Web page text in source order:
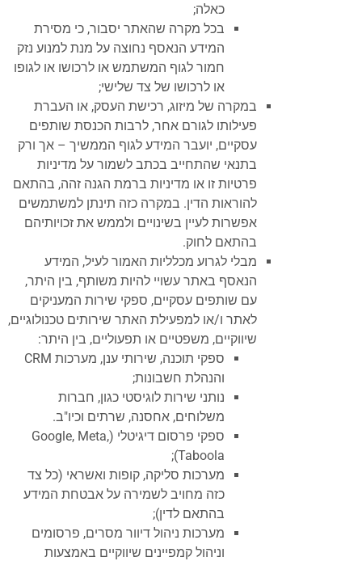
כאלה;
בכל מקרה שהאתר יסבור, כי מסירת
המידע הנאסף נחוצה על מנת למנוע נזק
חמור לגוף המשתמש או לרכושו או לגופו
או לרכושו של צד שלישי;
במקרה של מיזוג, רכישת העסק, או העברת
פעילותו לגורם אחר, לרבות הכנסת שותפים
עסקיים, יועבר המידע לגוף הממשיך – אך ורק
בתנאי שהתחייב בכתב לשמור על מדיניות
פרטיות זו או מדיניות ברמת הגנה זהה, בהתאם
להוראות הדין. במקרה כזה תינתן למשתמשים
אפשרות לעיין בשינויים ולממש את זכויותיהם
בהתאם לחוק.
מבלי לגרוע מכלליות האמור לעיל, המידע
הנאסף באתר עשויי להיות משותף, בין היתר,
עם שותפים עסקיים, ספקי שירות המעניקים
לאתר ו/או למפעילת האתר שירותים טכנולוגיים,
שיווקיים, משפטיים או תפעוליים, בין היתר:
ספקי תוכנה, שירותי ענן, מערכות CRM
והנהלת חשבונות;
נותני שירות לוגיסטי כגון, חברות
משלוחים, אחסנה, שרתים וכיו"ב.
ספקי פרסום דיגיטלי (Google, Meta,
Taboola);
מערכות סליקה, קופות ואשראי (כל צד
כזה מחויב לשמירה על אבטחת המידע
בהתאם לדין);
מערכות ניהול דיוור מסרים, פרסומים
וניהול קמפיינים שיווקיים באמצעות